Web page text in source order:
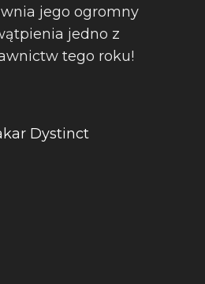
jego ogromny
jedno z
tego roku!